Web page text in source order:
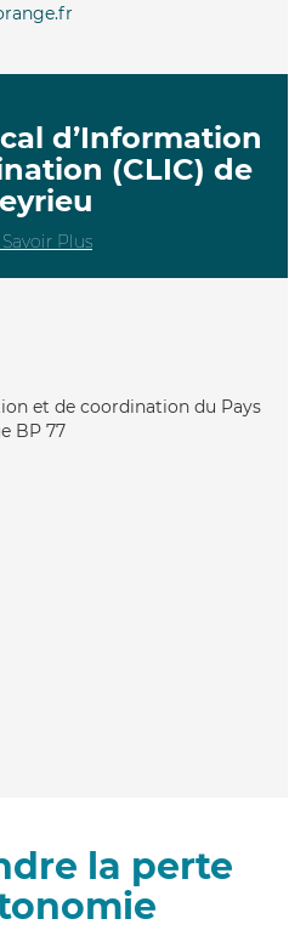
d’Information
(CLIC) de
Plus
et de coordination du Pays
BP 77
la perte